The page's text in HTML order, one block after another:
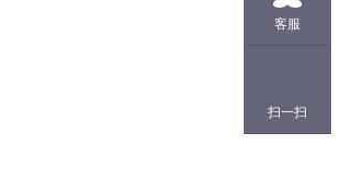
客服
扫一扫